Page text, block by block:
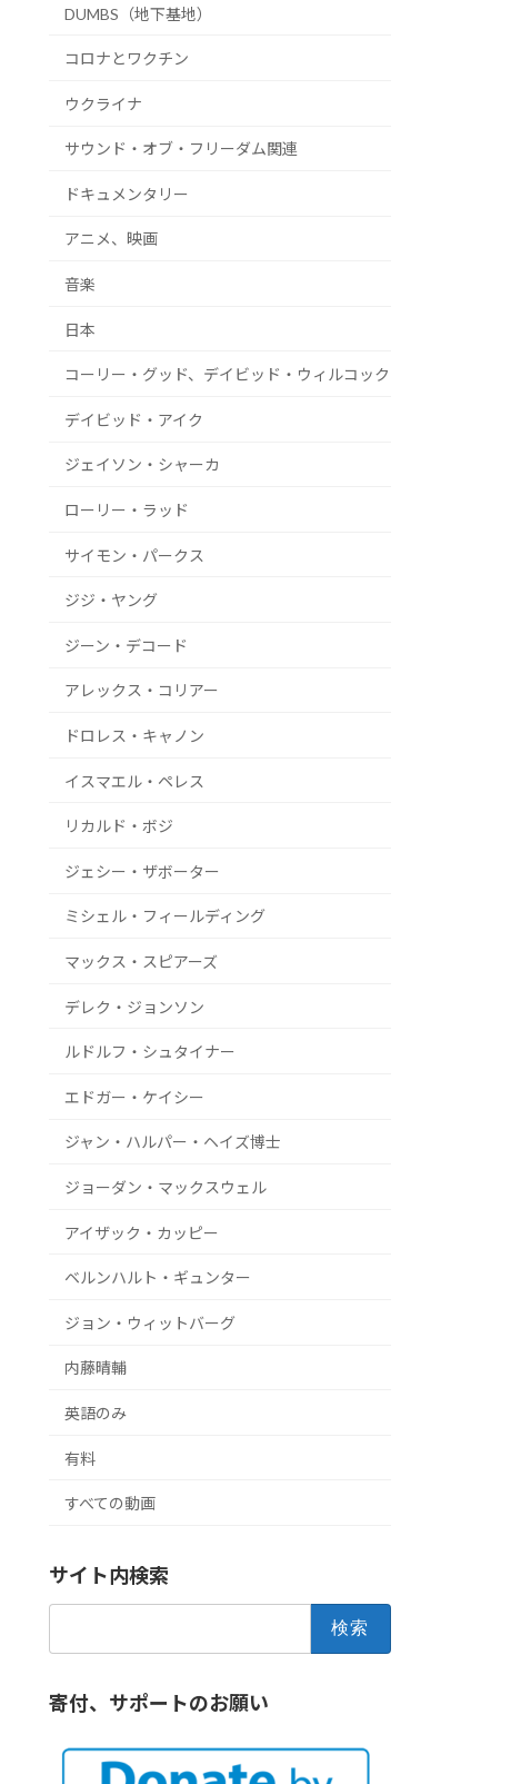
DUMBS（地下基地）
コロナとワクチン
ウクライナ
サウンド・オブ・フリーダム関連
ドキュメンタリー
アニメ、映画
音楽
日本
コーリー・グッド、デイビッド・ウィルコック
デイビッド・アイク
ジェイソン・シャーカ
ローリー・ラッド
サイモン・パークス
ジジ・ヤング
ジーン・デコード
アレックス・コリアー
ドロレス・キャノン
イスマエル・ペレス
リカルド・ボジ
ジェシー・ザボーター
ミシェル・フィールディング
マックス・スピアーズ
デレク・ジョンソン
ルドルフ・シュタイナー
エドガー・ケイシー
ジャン・ハルパー・ヘイズ博士
ジョーダン・マックスウェル
アイザック・カッピー
ベルンハルト・ギュンター
ジョン・ウィットバーグ
内藤晴輔
英語のみ
有料
すべての動画
サイト内検索
寄付、サポートのお願い